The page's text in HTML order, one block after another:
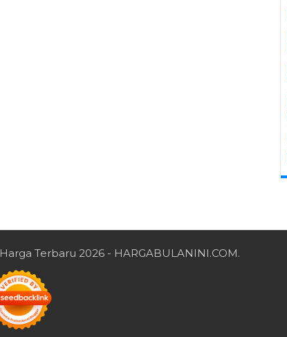
Harga Terbaru 2026 - HARGABULANINI.COM.